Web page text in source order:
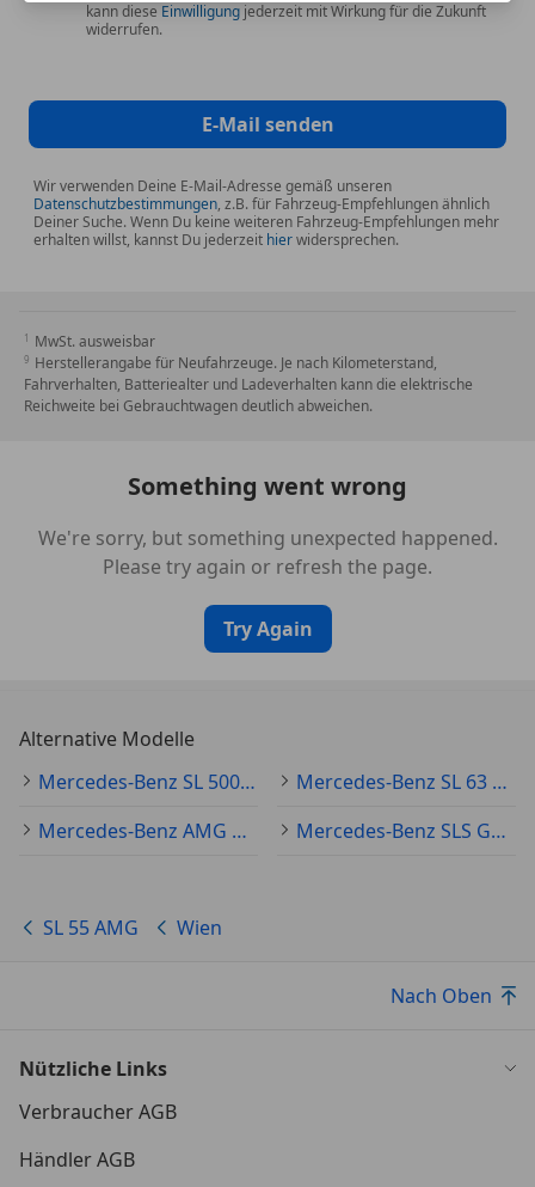
kann diese Einwilligung jederzeit mit Wirkung für die Zukunft
widerrufen.
E-Mail senden
Wir verwenden Deine E-Mail-Adresse gemäß unseren
Datenschutzbestimmungen, z.B. für Fahrzeug-Empfehlungen ähnlich
Deiner Suche. Wenn Du keine weiteren Fahrzeug-Empfehlungen mehr
erhalten willst, kannst Du jederzeit hierwidersprechen.
MwSt. ausweisbar
Herstellerangabe für Neufahrzeuge. Je nach Kilometerstand,
Fahrverhalten, Batteriealter und Ladeverhalten kann die elektrische
Reichweite bei Gebrauchtwagen deutlich abweichen.
Something went wrong
We're sorry, but something unexpected happened.
Please try again or refresh the page.
Try Again
Alternative Modelle
Mercedes-Benz SL 500 Gebraucht
Mercedes-Benz SL 63 AMG Gebraucht
Mercedes-Benz AMG GT Gebraucht
Mercedes-Benz SLS Gebraucht
SL 55 AMG Wien
Nach Oben
Nützliche Links
Verbraucher AGB
Händler AGB